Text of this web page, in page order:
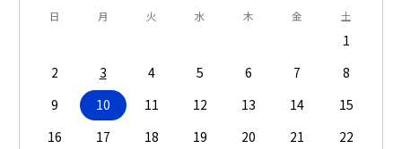
日 月 火 水 木 金 土
1
2
3 4 5 6 7
8
9
10 11 12 13 14
15
16
17 18 19 20 21
22